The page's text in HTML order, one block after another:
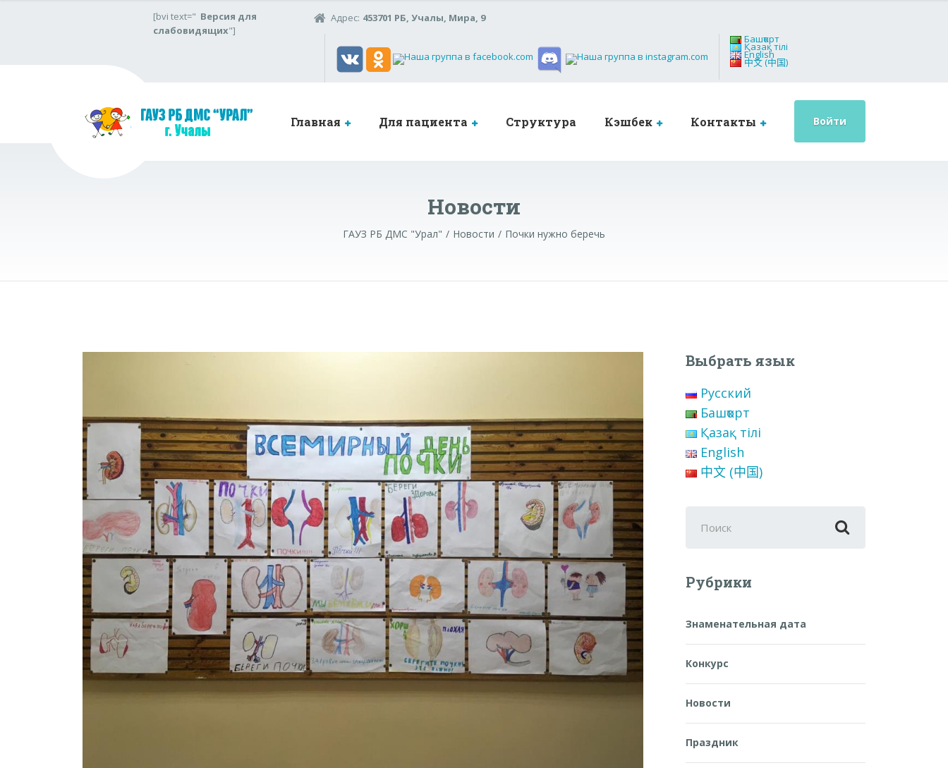
[bvi text=" Версия для
слабовидящих"]
Адрес: 453701 РБ, Учалы, Мира, 9
Башҡорт
Қазақ тілі
English
中文 (中国)
Главная Для пациента Структура Кэшбек Контакты Войти
Новости
ГАУЗ РБ ДМС "Урал" Новости Почки нужно беречь
Выбрать язык
Русский
Башҡорт
Қазақ тілі
English
中文 (中国)
для:
Рубрики
Знаменательная дата
Конкурс
Новости
Праздник